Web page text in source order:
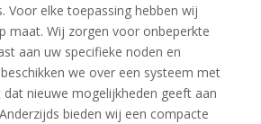
Voor elke toepassing hebben wij
maat. Wij zorgen voor onbeperkte
aan uw specifieke noden en
we over een systeem met
dat nieuwe mogelijkheden geeft aan
bieden wij een compacte